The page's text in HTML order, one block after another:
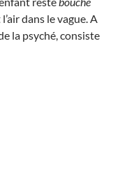
dans le vague. A
la psyché, consiste